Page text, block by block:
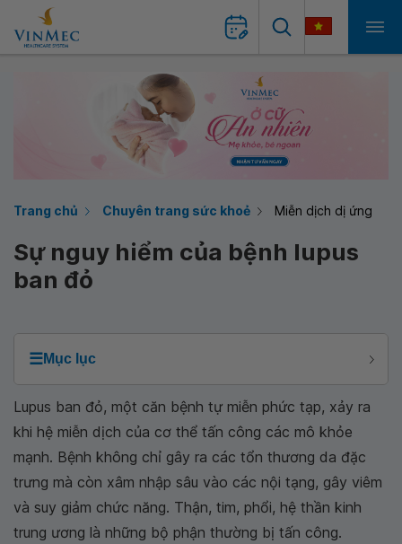
Trang chủ Chuyên trang sức khoẻ Miễn dịch dị ứng
Sự nguy hiểm của bệnh lupus
ban đỏ
☰Mục lục
Lupus ban đỏ, một căn bệnh tự miễn phức tạp, xảy ra
khi hệ miễn dịch của cơ thể tấn công các mô khỏe
mạnh. Bệnh không chỉ gây ra các tổn thương da đặc
trưng mà còn xâm nhập sâu vào các nội tạng, gây viêm
và suy giảm chức năng. Thận, tim, phổi, hệ thần kinh
trung ương là những bộ phận thường bị tấn công.